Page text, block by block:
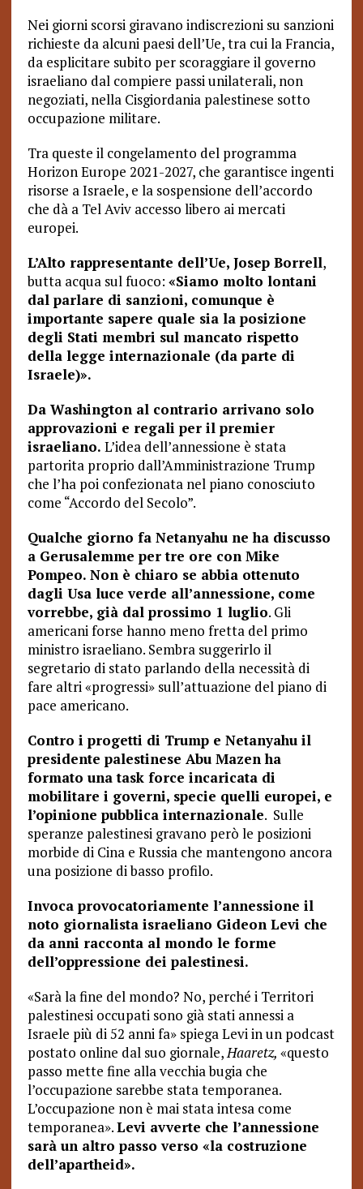
Nei giorni scorsi giravano indiscrezioni su sanzioni
richieste da alcuni paesi dell’Ue, tra cui la Francia,
da esplicitare subito per scoraggiare il governo
israeliano dal compiere passi unilaterali, non
negoziati, nella Cisgiordania palestinese sotto
occupazione militare.
Tra queste il congelamento del programma
Horizon Europe 2021-2027, che garantisce ingenti
risorse a Israele, e la sospensione dell’accordo
che dà a Tel Aviv accesso libero ai mercati
europei.
L’Alto rappresentante dell’Ue, Josep Borrell,
butta acqua sul fuoco: «Siamo molto lontani
dal parlare di sanzioni, comunque è
importante sapere quale sia la posizione
degli Stati membri sul mancato rispetto
della legge internazionale (da parte di
Israele)».
Da Washington al contrario arrivano solo
approvazioni e regali per il premier
israeliano. L’idea dell’annessione è stata
partorita proprio dall’Amministrazione Trump
che l’ha poi confezionata nel piano conosciuto
come “Accordo del Secolo”.
Qualche giorno fa Netanyahu ne ha discusso
a Gerusalemme per tre ore con Mike
Pompeo. Non è chiaro se abbia ottenuto
dagli Usa luce verde all’annessione, come
vorrebbe, già dal prossimo 1 luglio. Gli
americani forse hanno meno fretta del primo
ministro israeliano. Sembra suggerirlo il
segretario di stato parlando della necessità di
fare altri «progressi» sull’attuazione del piano di
pace americano.
Contro i progetti di Trump e Netanyahu il
presidente palestinese Abu Mazen ha
formato una task force incaricata di
mobilitare i governi, specie quelli europei, e
l’opinione pubblica internazionale. Sulle
speranze palestinesi gravano però le posizioni
morbide di Cina e Russia che mantengono ancora
una posizione di basso profilo.
Invoca provocatoriamente l’annessione il
noto giornalista israeliano Gideon Levi che
da anni racconta al mondo le forme
dell’oppressione dei palestinesi.
«Sarà la fine del mondo? No, perché i Territori
palestinesi occupati sono già stati annessi a
Israele più di 52 anni fa» spiega Levi in un podcast
postato online dal suo giornale,Haaretz, «questo
passo mette fine alla vecchia bugia che
l’occupazione sarebbe stata temporanea.
L’occupazione non è mai stata intesa come
temporanea».Levi avverte che l’annessione
sarà un altro passo verso «la costruzione
dell’apartheid».